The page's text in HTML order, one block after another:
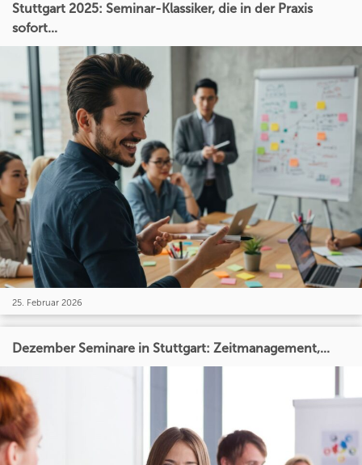
Stuttgart 2025: Seminar-Klassiker, die in der Praxis
sofort...
25. Februar 2026
Dezember Seminare in Stuttgart: Zeitmanagement,...